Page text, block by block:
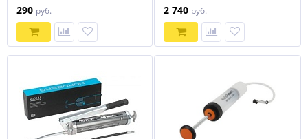
наконечником OPTIMUS
290 руб.
NO1500
2 740 руб.